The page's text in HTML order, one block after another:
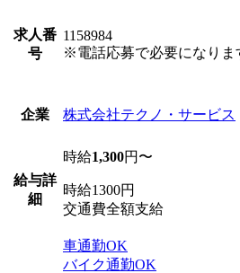
求人番
号
1158984
※電話応募で必要になりま
企業 株式会社テクノ・サービス
給与詳
細
時給1,300円〜
時給1300円
交通費全額支給
車通勤OK
バイク通勤OK